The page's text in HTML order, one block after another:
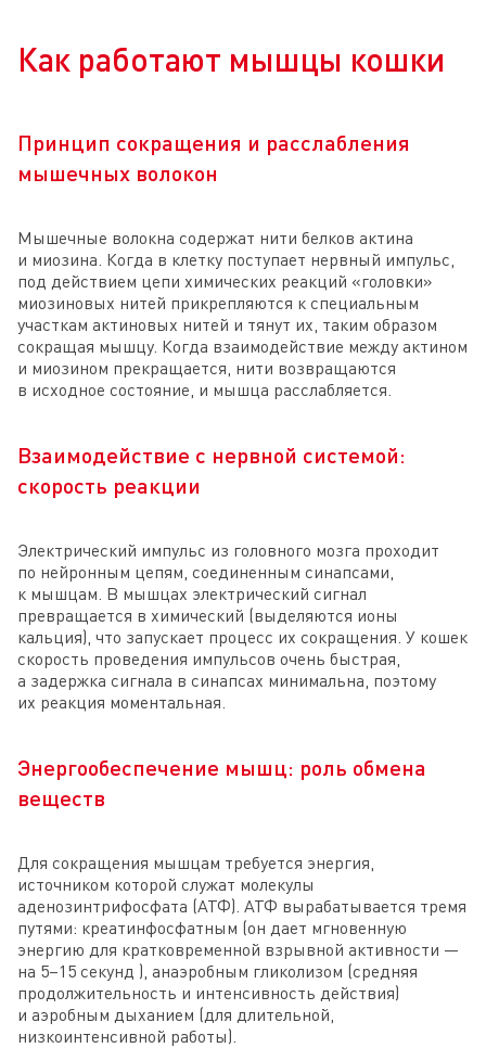
Как работают мышцы кошки
Принцип сокращения и расслабления
мышечных волокон
Мышечные волокна содержат нити белков актина
и миозина. Когда в клетку поступает нервный импульс,
под действием цепи химических реакций «головки»
миозиновых нитей прикрепляются к специальным
участкам актиновых нитей и тянут их, таким образом
сокращая мышцу. Когда взаимодействие между актином
и миозином прекращается, нити возвращаются
в исходное состояние, и мышца расслабляется.
Взаимодействие с нервной системой:
скорость реакции
Электрический импульс из головного мозга проходит
по нейронным цепям, соединенным синапсами,
к мышцам. В мышцах электрический сигнал
превращается в химический (выделяются ионы
кальция), что запускает процесс их сокращения. У кошек
скорость проведения импульсов очень быстрая,
а задержка сигнала в синапсах минимальна, поэтому
их реакция моментальная.
Энергообеспечение мышц: роль обмена
веществ
Для сокращения мышцам требуется энергия,
источником которой служат молекулы
аденозинтрифосфата (АТФ). АТФ вырабатывается тремя
путями: креатинфосфатным (он дает мгновенную
энергию для кратковременной взрывной активности —
на 5–15 секунд ), анаэробным гликолизом (средняя
продолжительность и интенсивность действия)
и аэробным дыханием (для длительной,
низкоинтенсивной работы).